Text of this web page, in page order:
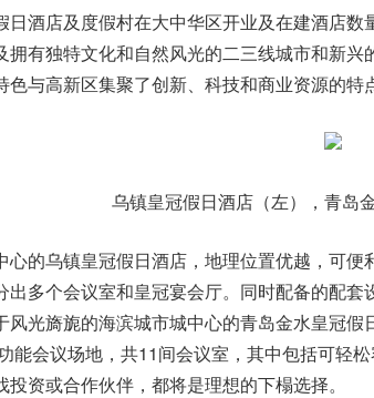
日酒店及度假村在大中华区开业及在建酒店数
拥有独特文化和自然风光的二三线城市和新兴
色与高新区集聚了创新、科技和商业资源的特
乌镇皇冠假日酒店（左），青岛
心的乌镇皇冠假日酒店 ，地理位置优越，可
出多个会议室和皇冠宴会厅。同时配备的配
风光旖旎的海滨城市城中心的青岛金水皇冠假
能会议场地，共11间会议室，其中包括可轻
资或合作伙伴，都将是理想的下榻选择。